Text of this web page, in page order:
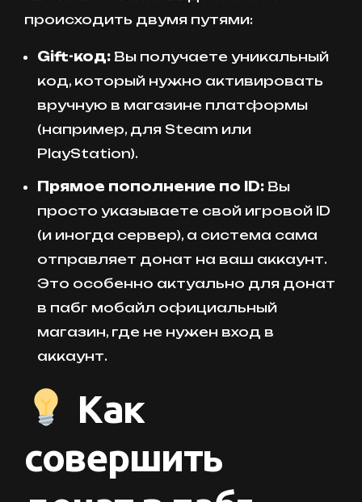
происходить двумя путями:
Gift-код: Вы получаете уникальный
код, который нужно активировать
вручную в магазине платформы
(например, для Steam или
PlayStation).
Прямое пополнение по ID: Вы
просто указываете свой игровой ID
(и иногда сервер), а система сама
отправляет донат на ваш аккаунт.
Это особенно актуально для донат
в пабг мобайл официальный
магазин, где не нужен вход в
аккаунт.
Как
совершить